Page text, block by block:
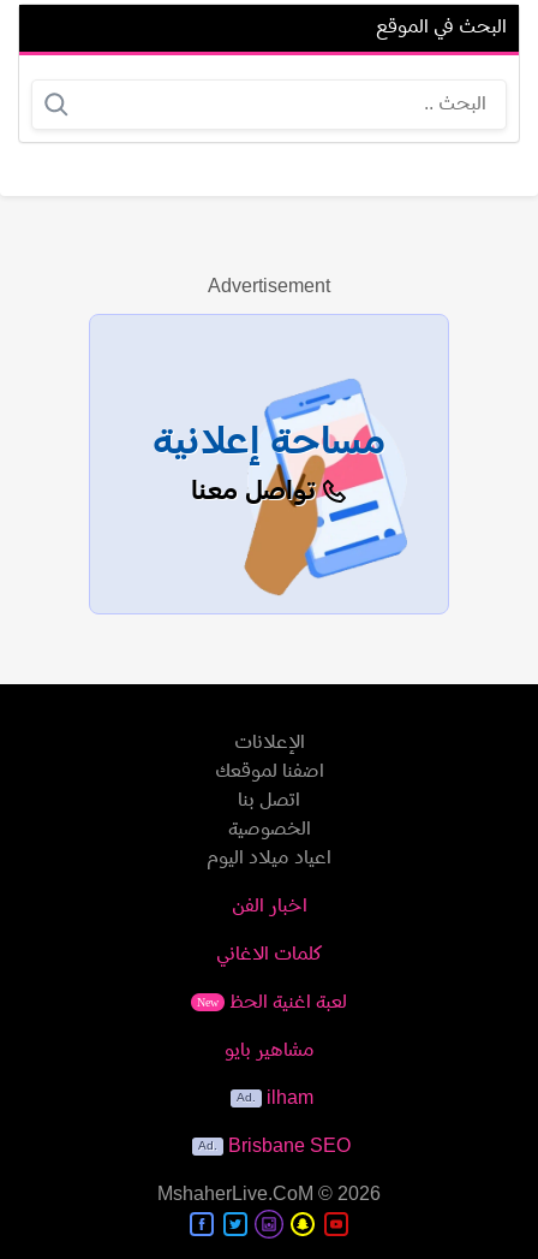
نبيل علي ماهر
عرض الكل
البحث في الموقع
Advertisement
مساحة إعلانية
تواصل معنا
الإعلانات
اضفنا لموقعك
اتصل بنا
الخصوصية
اعياد ميلاد اليوم
اخبار الفن
كلمات الاغاني
لعبة اغنية الحظ New
مشاهير بايو
ilham
Brisbane SEO
MshaherLive.CoM © 2026